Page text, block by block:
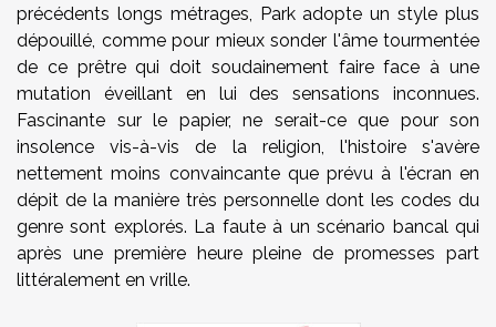
précédents longs métrages, Park adopte un style plus
dépouillé, comme pour mieux sonder l'âme tourmentée
de ce prêtre qui doit soudainement faire face à une
mutation éveillant en lui des sensations inconnues.
Fascinante sur le papier, ne serait-ce que pour son
insolence vis-à-vis de la religion, l'histoire s'avère
nettement moins convaincante que prévu à l'écran en
dépit de la manière très personnelle dont les codes du
genre sont explorés. La faute à un scénario bancal qui
après une première heure pleine de promesses part
littéralement en vrille.